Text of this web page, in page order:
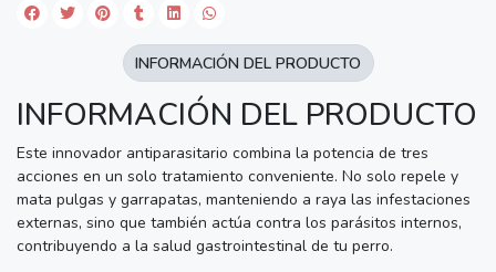
INFORMACIÓN DEL PRODUCTO
Este innovador antiparasitario combina la potencia de tres
acciones en un solo tratamiento conveniente. No solo repele y
mata pulgas y garrapatas, manteniendo a raya las infestaciones
externas, sino que también actúa contra los parásitos internos,
contribuyendo a la salud gastrointestinal de tu perro.
INFORMACIÓN DEL PRODUCTO